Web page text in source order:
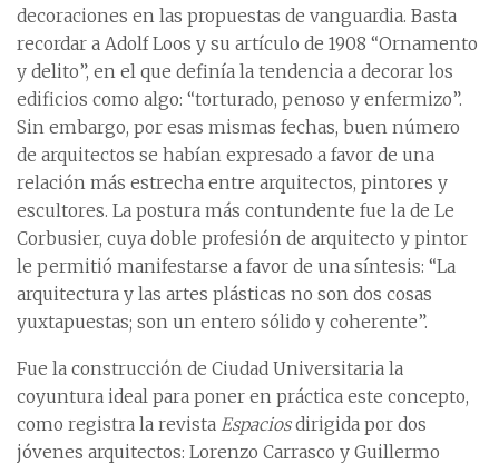
decoraciones en las propuestas de vanguardia. Basta
recordar a Adolf Loos y su artículo de 1908 “Ornamento
y delito”, en el que definía la tendencia a decorar los
edificios como algo: “torturado, penoso y enfermizo”.
Sin embargo, por esas mismas fechas, buen número
de arquitectos se habían expresado a favor de una
relación más estrecha entre arquitectos, pintores y
escultores. La postura más contundente fue la de Le
Corbusier, cuya doble profesión de arquitecto y pintor
le permitió manifestarse a favor de una síntesis: “La
arquitectura y las artes plásticas no son dos cosas
yuxtapuestas; son un entero sólido y coherente”.
Fue la construcción de Ciudad Universitaria la
coyuntura ideal para poner en práctica este concepto,
como registra la revista Espaciosdirigida por dos
jóvenes arquitectos: Lorenzo Carrasco y Guillermo